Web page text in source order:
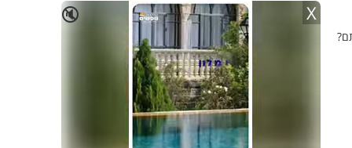
🔇 X